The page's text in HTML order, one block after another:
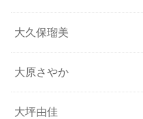
大久保瑠美
大原さやか
大坪由佳